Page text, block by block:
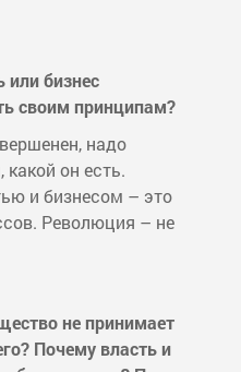
или бизнес
своим принципам?
надо
он есть.
и бизнесом – это
Революция – не
не принимает
Почему власть и